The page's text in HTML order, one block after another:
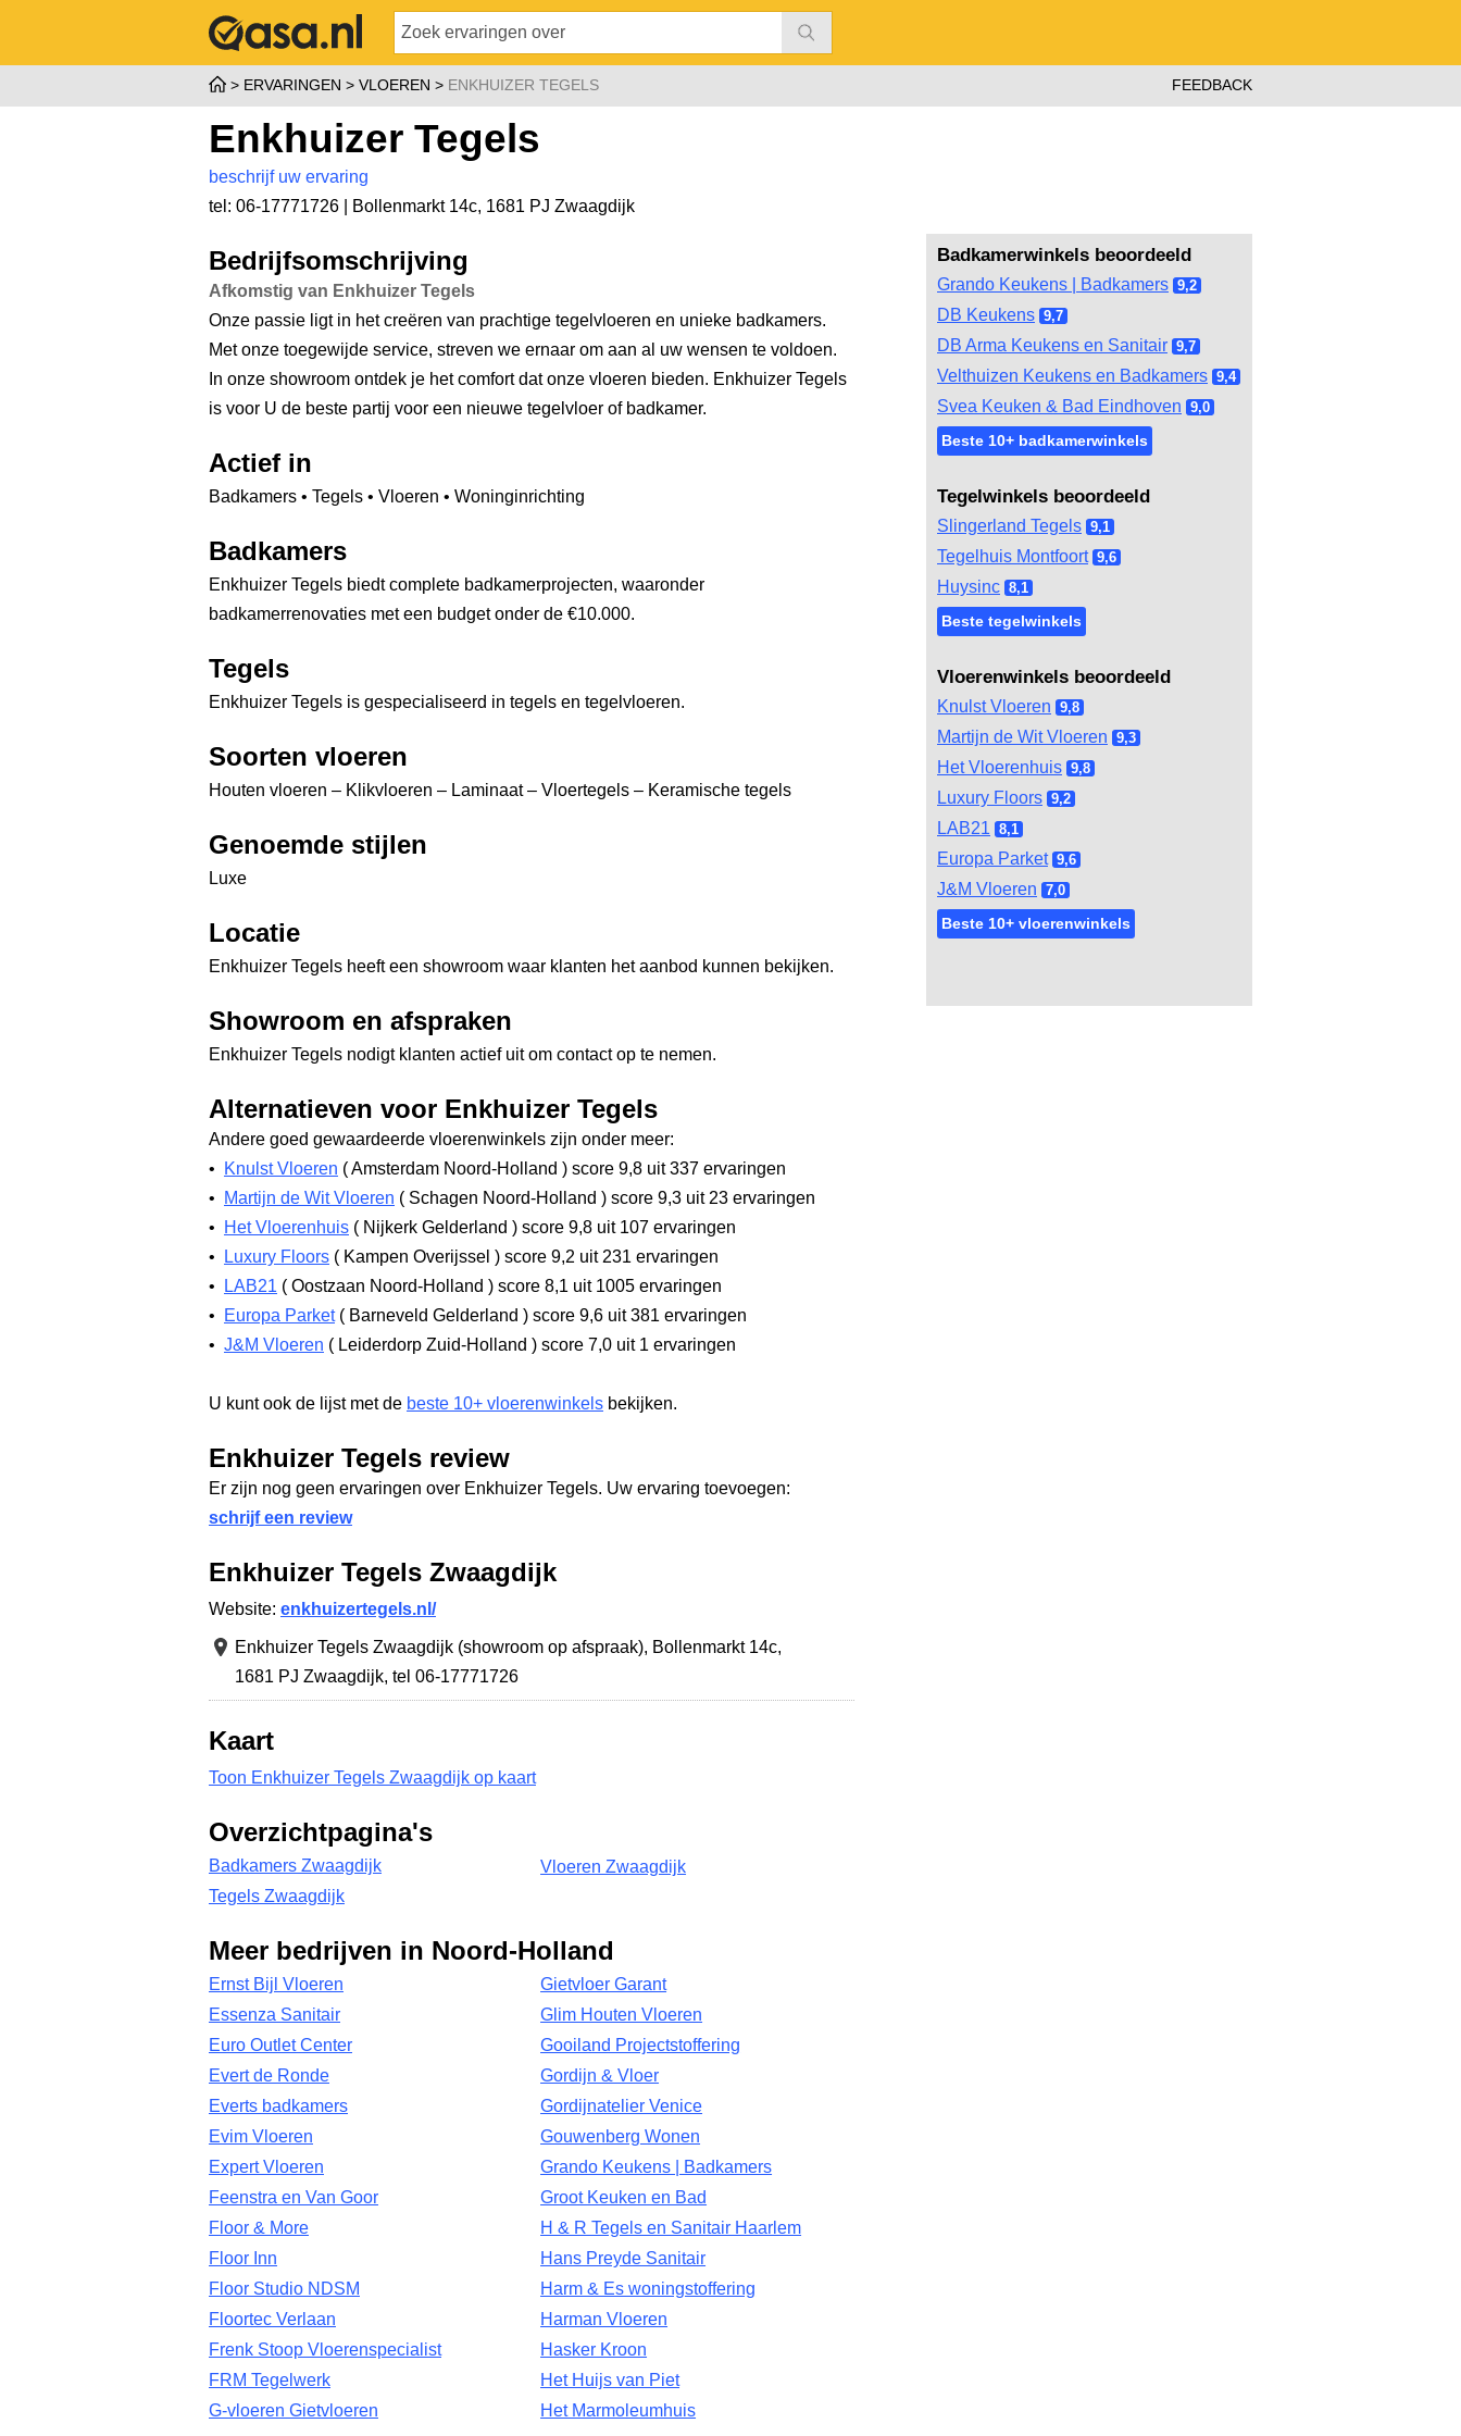
ERVARINGEN VLOEREN ENKHUIZER TEGELS FEEDBACK
Enkhuizer Tegels
beschrijf uw ervaring
tel: 06-17771726 |
Bollenmarkt 14c, 1681 PJ Zwaagdijk
Badkamerwinkels beoordeeld
Grando Keukens | Badkamers 9,2
DB Keukens 9,7
DB Arma Keukens en Sanitair 9,7
Velthuizen Keukens en Badkamers 9,4
Svea Keuken & Bad Eindhoven 9,0
Beste 10+ badkamerwinkels
Tegelwinkels beoordeeld
Slingerland Tegels 9,1
Tegelhuis Montfoort 9,6
Huysinc 8,1
Beste tegelwinkels
Vloerenwinkels beoordeeld
Knulst Vloeren 9,8
Martijn de Wit Vloeren 9,3
Het Vloerenhuis 9,8
Luxury Floors 9,2
LAB21 8,1
Europa Parket 9,6
J&M Vloeren 7,0
Beste 10+ vloerenwinkels
Bedrijfsomschrijving
Afkomstig van Enkhuizer Tegels
Onze passie ligt in het creëren van prachtige tegelvloeren en unieke badkamers.
Met onze toegewijde service, streven we ernaar om aan al uw wensen te voldoen.
In onze showroom ontdek je het comfort dat onze vloeren bieden. Enkhuizer Tegels
is voor U de beste partij voor een nieuwe tegelvloer of badkamer.
Actief in
Badkamers • Tegels • Vloeren • Woninginrichting
Badkamers
Enkhuizer Tegels biedt complete badkamerprojecten, waaronder
badkamerrenovaties met een budget onder de €10.000.
Tegels
Enkhuizer Tegels is gespecialiseerd in tegels en tegelvloeren.
Soorten vloeren
Houten vloeren – Klikvloeren – Laminaat – Vloertegels – Keramische tegels
Genoemde stijlen
Luxe
Locatie
Enkhuizer Tegels heeft een showroom waar klanten het aanbod kunnen bekijken.
Showroom en afspraken
Enkhuizer Tegels nodigt klanten actief uit om contact op te nemen.
Alternatieven voor Enkhuizer Tegels
Andere goed gewaardeerde vloerenwinkels zijn onder meer:
•
Knulst Vloeren (Amsterdam Noord-Holland ) score 9,8 uit 337 ervaringen
•
Martijn de Wit Vloeren ( Schagen Noord-Holland ) score 9,3 uit 23 ervaringen
•
Het Vloerenhuis ( Nijkerk Gelderland ) score 9,8 uit 107 ervaringen
•
Luxury Floors ( Kampen Overijssel ) score 9,2 uit 231 ervaringen
•
LAB21 ( Oostzaan Noord-Holland ) score 8,1 uit 1005 ervaringen
•
Europa Parket ( Barneveld Gelderland ) score 9,6 uit 381 ervaringen
• J&M Vloeren ( Leiderdorp Zuid-Holland ) score 7,0 uit 1 ervaringen
U kunt ook de lijst met de beste 10+ vloerenwinkels bekijken.
Enkhuizer Tegels review
Er zijn nog geen ervaringen over Enkhuizer Tegels. Uw ervaring toevoegen:
schrijf een review
Enkhuizer Tegels Zwaagdijk
Website: enkhuizertegels.nl/
Enkhuizer Tegels Zwaagdijk (showroom op afspraak), Bollenmarkt 14c,
1681 PJ Zwaagdijk, tel 06-17771726
Kaart
Toon Enkhuizer Tegels Zwaagdijk op kaart
Overzichtpagina's
Badkamers Zwaagdijk
Tegels Zwaagdijk
Vloeren Zwaagdijk
Meer bedrijven in Noord-Holland
Ernst Bijl Vloeren
Essenza Sanitair
Euro Outlet Center
Evert de Ronde
Everts badkamers
Evim Vloeren
Expert Vloeren
Feenstra en Van Goor
Floor & More
Floor Inn
Floor Studio NDSM
Floortec Verlaan
Frenk Stoop Vloerenspecialist
FRM Tegelwerk
G-vloeren Gietvloeren
Gietvloer Garant
Glim Houten Vloeren
Gooiland Projectstoffering
Gordijn & Vloer
Gordijnatelier Venice
Gouwenberg Wonen
Grando Keukens | Badkamers
Groot Keuken en Bad
H & R Tegels en Sanitair Haarlem
Hans Preyde Sanitair
Harm & Es woningstoffering
Harman Vloeren
Hasker Kroon
Het Huijs van Piet
Het Marmoleumhuis